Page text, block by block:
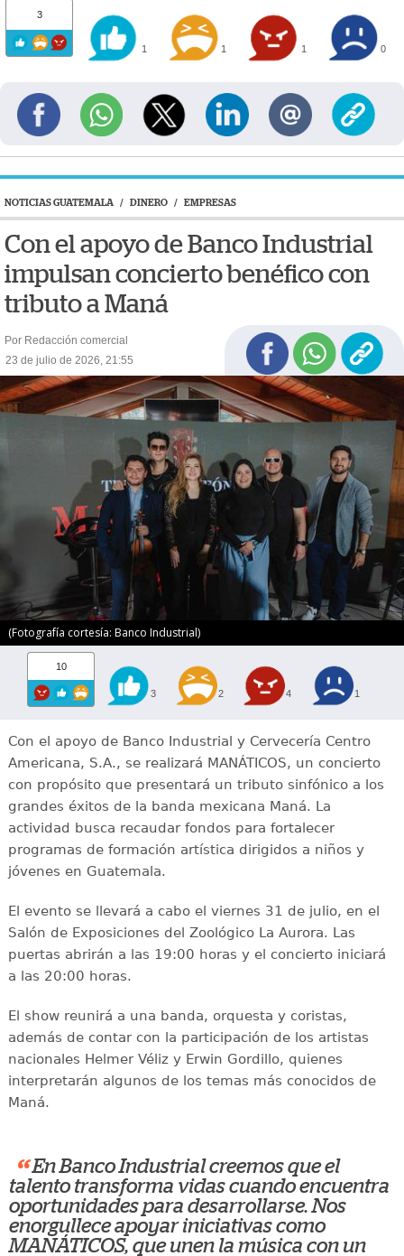
3
1 1 1 0
NOTICIAS GUATEMALA / DINERO / EMPRESAS
Con el apoyo de Banco Industrial
impulsan concierto benéfico con
tributo a Maná
Por Redacción comercial
23 de julio de 2026, 21:55
(Fotografía cortesía: Banco Industrial)
10
3 2 4 1
Con el apoyo de Banco Industrial y Cervecería Centro
Americana, S.A., se realizará MANÁTICOS, un concierto
con propósito que presentará un tributo sinfónico a los
grandes éxitos de la banda mexicana Maná. La
actividad busca recaudar fondos para fortalecer
programas de formación artística dirigidos a niños y
jóvenes en Guatemala.
El evento se llevará a cabo el viernes 31 de julio, en el
Salón de Exposiciones del Zoológico La Aurora. Las
puertas abrirán a las 19:00 horas y el concierto iniciará
a las 20:00 horas.
El show reunirá a una banda, orquesta y coristas,
además de contar con la participación de los artistas
nacionales Helmer Véliz y Erwin Gordillo, quienes
interpretarán algunos de los temas más conocidos de
Maná.
“ En Banco Industrial creemos que el
talento transforma vidas cuando encuentra
oportunidades para desarrollarse. Nos
enorgullece apoyar iniciativas como
MANÁTICOS, que unen la música con un